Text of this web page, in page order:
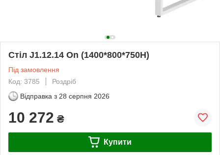
Стіл J1.12.14 On (1400*800*750Н)
Під замовлення
Код: 3785
Роздріб
Відправка з 28 серпня 2026
10 272 ₴
Купити